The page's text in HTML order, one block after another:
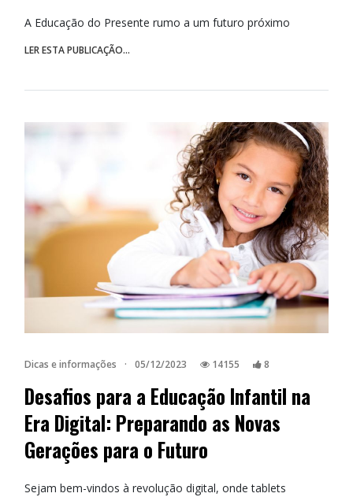
A Educação do Presente rumo a um futuro próximo
LER ESTA PUBLICAÇÃO...
Dicas e informações · 05/12/2023 14155 8
Desafios para a Educação Infantil na
Era Digital: Preparando as Novas
Gerações para o Futuro
Sejam bem-vindos à revolução digital, onde tablets